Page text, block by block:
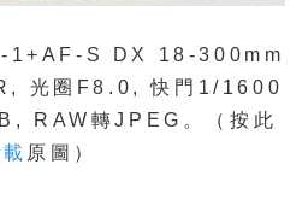
1+ AF-S DX 18-300mm
, 光圈F8.0, 快門1/1600
RAW轉JPEG。（按此
原圖）